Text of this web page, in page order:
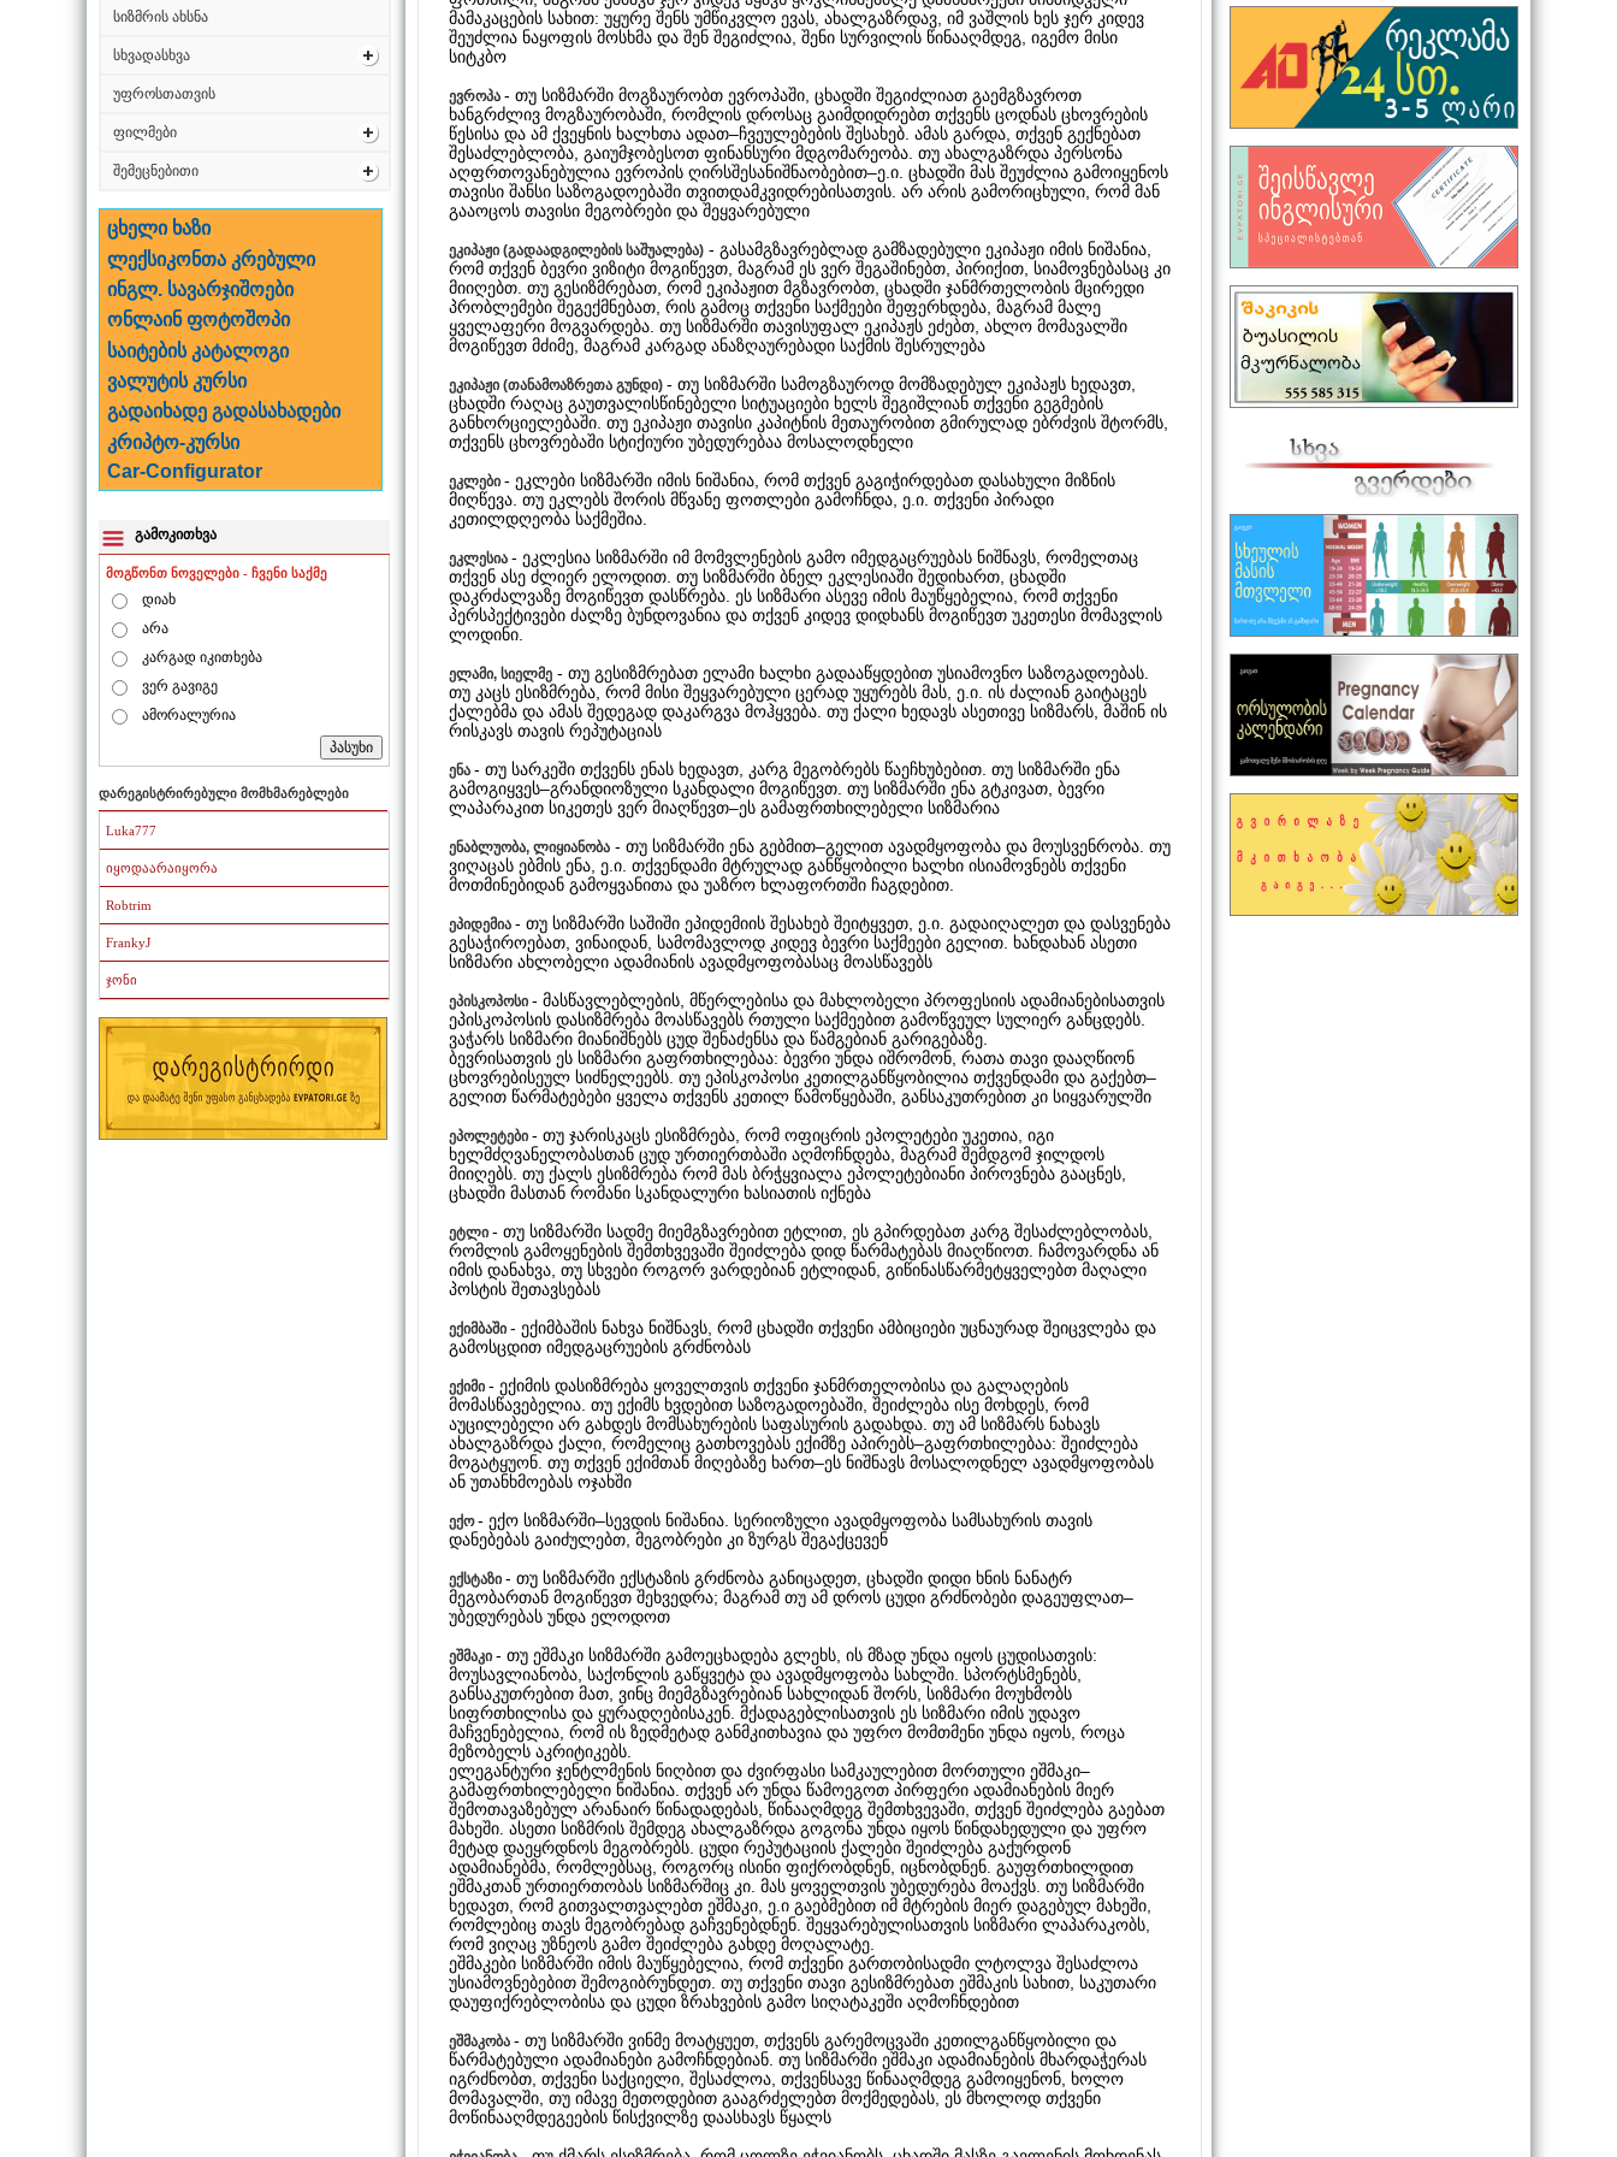
სიზმრის ახსნა
სხვადასხვა
უფროსთათვის
ფილმები
შემეცნებითი
ცხელი ხაზი
ლექსიკონთა კრებული
ინგლ. სავარჯიშოები
ონლაინ ფოტოშოპი
საიტების კატალოგი
ვალუტის კურსი
გადაიხადე გადასახადები
კრიპტო-კურსი
Car-Configurator
გამოკითხვა
მოგწონთ ნოველები - ჩვენი საქმე
დიახ
არა
კარგად იკითხება
ვერ გავიგე
ამორალურია
დარეგისტრირებული მომხმარებლები
Luka777
იყოდაარაიყორა
Robtrim
FrankyJ
ჯონი
მამაკაცების სახით: უყურე შენს უმწიკვლო ევას, ახალგაზრდავ, იმ ვაშლის ხეს ჯერ კიდევ
შეუძლია ნაყოფის მოსხმა და შენ შეგიძლია, შენი სურვილის წინააღმდეგ, იგემო მისი
სიტკბო
ევროპა - თუ სიზმარში მოგზაურობთ ევროპაში, ცხადში შეგიძლიათ გაემგზავროთ
ხანგრძლივ მოგზაურობაში, რომლის დროსაც გაიმდიდრებთ თქვენს ცოდნას ცხოვრების
წესისა და ამ ქვეყნის ხალხთა ადათ–ჩვეულებების შესახებ. ამას გარდა, თქვენ გექნებათ
შესაძლებლობა, გაიუმჯობესოთ ფინანსური მდგომარეობა. თუ ახალგაზრდა პერსონა
აღფრთოვანებულია ევროპის ღირსშესანიშნაობებით–ე.ი. ცხადში მას შეუძლია გამოიყენოს
თავისი შანსი საზოგადოებაში თვითდამკვიდრებისათვის. არ არის გამორიცხული, რომ მან
გააოცოს თავისი მეგობრები და შეყვარებული
ეკიპაჟი (გადაადგილების საშუალება) - გასამგზავრებლად გამზადებული ეკიპაჟი იმის ნიშანია,
რომ თქვენ ბევრი ვიზიტი მოგიწევთ, მაგრამ ეს ვერ შეგაშინებთ, პირიქით, სიამოვნებასაც კი
მიიღებთ. თუ გესიზმრებათ, რომ ეკიპაჟით მგზავრობთ, ცხადში ჯანმრთელობის მცირედი
პრობლემები შეგექმნებათ, რის გამოც თქვენი საქმეები შეფერხდება, მაგრამ მალე
ყველაფერი მოგვარდება. თუ სიზმარში თავისუფალ ეკიპაჟს ეძებთ, ახლო მომავალში
მოგიწევთ მძიმე, მაგრამ კარგად ანაზღაურებადი საქმის შესრულება
ეკიპაჟი (თანამოაზრეთა გუნდი) - თუ სიზმარში სამოგზაუროდ მომზადებულ ეკიპაჟს ხედავთ,
ცხადში რაღაც გაუთვალისწინებელი სიტუაციები ხელს შეგიშლიან თქვენი გეგმების
განხორციელებაში. თუ ეკიპაჟი თავისი კაპიტნის მეთაურობით გმირულად ებრძვის შტორმს,
თქვენს ცხოვრებაში სტიქიური უბედურებაა მოსალოდნელი
ეკლები - ეკლები სიზმარში იმის ნიშანია, რომ თქვენ გაგიჭირდებათ დასახული მიზნის
მიღწევა. თუ ეკლებს შორის მწვანე ფოთლები გამოჩნდა, ე.ი. თქვენი პირადი
კეთილდღეობა საქმეშია.
ეკლესია - ეკლესია სიზმარში იმ მომვლენების გამო იმედგაცრუებას ნიშნავს, რომელთაც
თქვენ ასე ძლიერ ელოდით. თუ სიზმარში ბნელ ეკლესიაში შედიხართ, ცხადში
დაკრძალვაზე მოგიწევთ დასწრება. ეს სიზმარი ასევე იმის მაუწყებელია, რომ თქვენი
პერსპექტივები ძალზე ბუნდოვანია და თქვენ კიდევ დიდხანს მოგიწევთ უკეთესი მომავლის
ლოდინი.
ელამი, სიელმე - თუ გესიზმრებათ ელამი ხალხი გადააწყდებით უსიამოვნო საზოგადოებას.
თუ კაცს ესიზმრება, რომ მისი შეყვარებული ცერად უყურებს მას, ე.ი. ის ძალიან გაიტაცეს
ქალებმა და ამას შედეგად დაკარგვა მოჰყვება. თუ ქალი ხედავს ასეთივე სიზმარს, მაშინ ის
რისკავს თავის რეპუტაციას
ენა - თუ სარკეში თქვენს ენას ხედავთ, კარგ მეგობრებს წაეჩხუბებით. თუ სიზმარში ენა
გამოგიყვეს–გრანდიოზული სკანდალი მოგიწევთ. თუ სიზმარში ენა გტკივათ, ბევრი
ლაპარაკით სიკეთეს ვერ მიაღწევთ–ეს გამაფრთხილებელი სიზმარია
ენაბლუობა, ლიყიანობა - თუ სიზმარში ენა გებმით–გელით ავადმყოფობა და მოუსვენრობა. თუ
ვიღაცას ებმის ენა, ე.ი. თქვენდამი მტრულად განწყობილი ხალხი ისიამოვნებს თქვენი
მოთმინებიდან გამოყვანითა და უაზრო ხლაფორთში ჩაგდებით.
ეპიდემია - თუ სიზმარში საშიში ეპიდემიის შესახებ შეიტყვეთ, ე.ი. გადაიღალეთ და დასვენება
გესაჭიროებათ, ვინაიდან, სამომავლოდ კიდევ ბევრი საქმეები გელით. ხანდახან ასეთი
სიზმარი ახლობელი ადამიანის ავადმყოფობასაც მოასწავებს
ეპისკოპოსი - მასწავლებლების, მწერლებისა და მახლობელი პროფესიის ადამიანებისათვის
ეპისკოპოსის დასიზმრება მოასწავებს რთული საქმეებით გამოწვეულ სულიერ განცდებს.
ვაჭარს სიზმარი მიანიშნებს ცუდ შენაძენსა და წამგებიან გარიგებაზე.
ბევრისათვის ეს სიზმარი გაფრთხილებაა: ბევრი უნდა იშრომონ, რათა თავი დააღწიონ
ცხოვრებისეულ სიძნელეებს. თუ ეპისკოპოსი კეთილგანწყობილია თქვენდამი და გაქებთ–
გელით წარმატებები ყველა თქვენს კეთილ წამოწყებაში, განსაკუთრებით კი სიყვარულში
ეპოლეტები - თუ ჯარისკაცს ესიზმრება, რომ ოფიცრის ეპოლეტები უკეთია, იგი
ხელმძღვანელობასთან ცუდ ურთიერთბაში აღმოჩნდება, მაგრამ შემდგომ ჯილდოს
მიიღებს. თუ ქალს ესიზმრება რომ მას ბრჭყვიალა ეპოლეტებიანი პიროვნება გააცნეს,
ცხადში მასთან რომანი სკანდალური ხასიათის იქნება
ეტლი - თუ სიზმარში სადმე მიემგზავრებით ეტლით, ეს გპირდებათ კარგ შესაძლებლობას,
რომლის გამოყენების შემთხვევაში შეიძლება დიდ წარმატებას მიაღწიოთ. ჩამოვარდნა ან
იმის დანახვა, თუ სხვები როგორ ვარდებიან ეტლიდან, გიწინასწარმეტყველებთ მაღალი
პოსტის შეთავსებას
ექიმბაში - ექიმბაშის ნახვა ნიშნავს, რომ ცხადში თქვენი ამბიციები უცნაურად შეიცვლება და
გამოსცდით იმედგაცრუების გრძნობას
ექიმი - ექიმის დასიზმრება ყოველთვის თქვენი ჯანმრთელობისა და გალაღების
მომასწავებელია. თუ ექიმს ხვდებით საზოგადოებაში, შეიძლება ისე მოხდეს, რომ
აუცილებელი არ გახდეს მომსახურების საფასურის გადახდა. თუ ამ სიზმარს ნახავს
ახალგაზრდა ქალი, რომელიც გათხოვებას ექიმზე აპირებს–გაფრთხილებაა: შეიძლება
მოგატყუონ. თუ თქვენ ექიმთან მიღებაზე ხართ–ეს ნიშნავს მოსალოდნელ ავადმყოფობას
ან უთანხმოებას ოჯახში
ექო- ექო სიზმარში–სევდის ნიშანია. სერიოზული ავადმყოფობა სამსახურის თავის
დანებებას გაიძულებთ, მეგობრები კი ზურგს შეგაქცევენ
ექსტაზი - თუ სიზმარში ექსტაზის გრძნობა განიცადეთ, ცხადში დიდი ხნის ნანატრ
მეგობართან მოგიწევთ შეხვედრა; მაგრამ თუ ამ დროს ცუდი გრძნობები დაგეუფლათ–
უბედურებას უნდა ელოდოთ
ეშმაკი - თუ ეშმაკი სიზმარში გამოეცხადება გლეხს, ის მზად უნდა იყოს ცუდისათვის:
მოუსავლიანობა, საქონლის გაწყვეტა და ავადმყოფობა სახლში. სპორტსმენებს,
განსაკუთრებით მათ, ვინც მიემგზავრებიან სახლიდან შორს, სიზმარი მოუხმობს
სიფრთხილისა და ყურადღებისაკენ. მქადაგებლისათვის ეს სიზმარი იმის უდავო
მაჩვენებელია, რომ ის ზედმეტად განმკითხავია და უფრო მომთმენი უნდა იყოს, როცა
მეზობელს აკრიტიკებს.
ელეგანტური ჯენტლმენის ნიღბით და ძვირფასი სამკაულებით მორთული ეშმაკი–
გამაფრთხილებელი ნიშანია. თქვენ არ უნდა წამოეგოთ პირფერი ადამიანების მიერ
შემოთავაზებულ არანაირ წინადადებას, წინააღმდეგ შემთხვევაში, თქვენ შეიძლება გაებათ
მახეში. ასეთი სიზმრის შემდეგ ახალგაზრდა გოგონა უნდა იყოს წინდახედული და უფრო
მეტად დაეყრდნოს მეგობრებს. ცუდი რეპუტაციის ქალები შეიძლება გაქურდონ
ადამიანებმა, რომლებსაც, როგორც ისინი ფიქრობდნენ, იცნობდნენ. გაუფრთხილდით
ეშმაკთან ურთიერთობას სიზმარშიც კი. მას ყოველთვის უბედურება მოაქვს. თუ სიზმარში
ხედავთ, რომ გითვალთვალებთ ეშმაკი, ე.ი გაებმებით იმ მტრების მიერ დაგებულ მახეში,
რომლებიც თავს მეგობრებად გაჩვენებდნენ. შეყვარებულისათვის სიზმარი ლაპარაკობს,
რომ ვიღაც უზნეოს გამო შეიძლება გახდე მოღალატე.
ეშმაკები სიზმარში იმის მაუწყებელია, რომ თქვენი გართობისადმი ლტოლვა შესაძლოა
უსიამოვნებებით შემოგიბრუნდეთ. თუ თქვენი თავი გესიზმრებათ ეშმაკის სახით, საკუთარი
დაუფიქრებლობისა და ცუდი ზრახვების გამო სიღატაკეში აღმოჩნდებით
ეშმაკობა - თუ სიზმარში ვინმე მოატყუეთ, თქვენს გარემოცვაში კეთილგანწყობილი და
წარმატებული ადამიანები გამოჩნდებიან. თუ სიზმარში ეშმაკი ადამიანების მხარდაჭერას
იგრძნობთ, თქვენი საქციელი, შესაძლოა, თქვენსავე წინააღმდეგ გამოიყენონ, ხოლო
მომავალში, თუ იმავე მეთოდებით გააგრძელებთ მოქმედებას, ეს მხოლოდ თქვენი
მოწინააღმდეგეების წისქვილზე დაასხავს წყალს